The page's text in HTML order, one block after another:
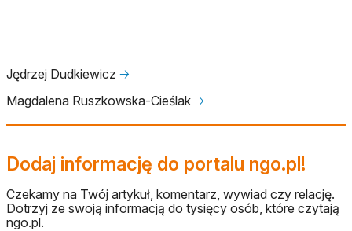
Jędrzej Dudkiewicz 🡢
Magdalena Ruszkowska-Cieślak 🡢
Dodaj informację do portalu ngo.pl!
Czekamy na Twój artykuł, komentarz, wywiad czy relację.
Dotrzyj ze swoją informacją do tysięcy osób, które czytają
ngo.pl.